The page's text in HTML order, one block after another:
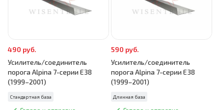
490 руб.
Усилитель/соединитель
порога Alpina 7-серии E38
(1999–2001)
Стандартная база
590 руб.
Усилитель/соединитель
порога Alpina 7-серии E38
(1999–2001)
Длинная база